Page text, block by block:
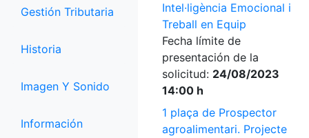
Gestión Tributaria
Historia
Imagen Y Sonido
Información
Intel·ligència Emocional i
Treball en Equip
Fecha límite de
presentación de la
solicitud: 24/08/2023
14:00 h
1 plaça de Prospector
agroalimentari. Projecte